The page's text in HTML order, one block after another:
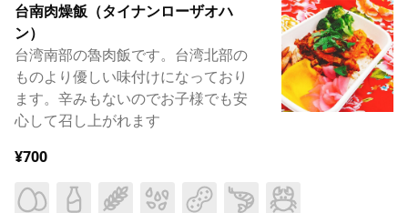
台南肉燥飯（タイナンローザオハ
ン）
台湾南部の魯肉飯です。台湾北部の
ものより優しい味付けになっており
ます。辛みもないのでお子様でも安
心して召し上がれます
¥700